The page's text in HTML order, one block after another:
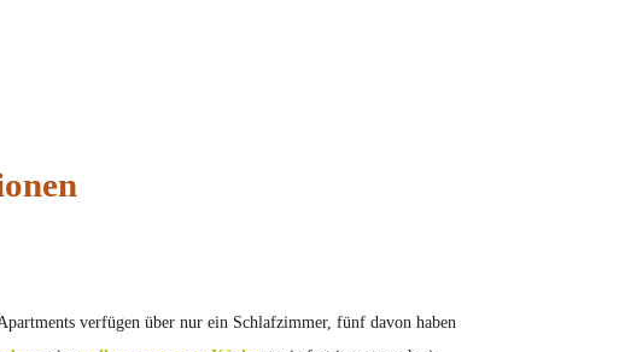
verfügen über nur ein Schlafzimmer, fünf davon haben